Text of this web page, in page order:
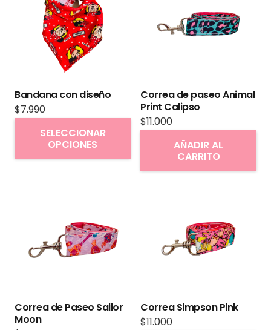
Bandana con diseño
$7.990
SELECCIONAR
OPCIONES
Este
producto
tiene
Correa de paseo Animal
Print Calipso
$11.000
AÑADIR AL
CARRITO
Correa de Paseo Sailor
Moon
Correa Simpson Pink
$11.000